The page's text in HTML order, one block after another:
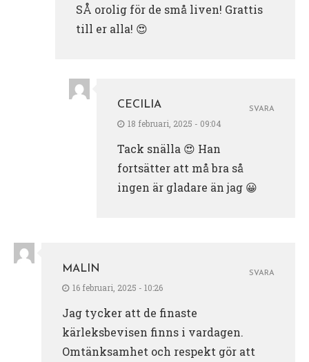
SÅ orolig för de små liven! Grattis
till er alla! 😍
CECILIA
18 februari, 2025 - 09:04
Tack snälla 😍 Han
fortsätter att må bra så
ingen är gladare än jag 😀
SVARA
MALIN
16 februari, 2025 - 10:26
Jag tycker att de finaste
kärleksbevisen finns i vardagen.
Omtänksamhet och respekt gör att
SVARA